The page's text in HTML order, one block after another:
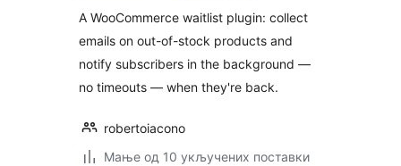
A WooCommerce waitlist plugin: collect
emails on out-of-stock products and
notify subscribers in the background —
no timeouts — when they're back.
robertoiacono
Мање од 10 укључених поставки